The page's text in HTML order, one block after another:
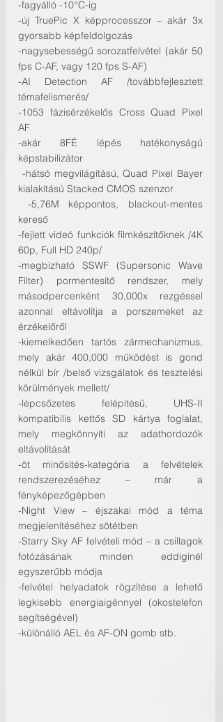
-fagyálló -10°C-ig
-új TruePic X képprocesszor – akár 3x
gyorsabb képfeldolgozás
-nagysebességű sorozatfelvétel (akár 50
fps C-AF, vagy 120 fps S-AF)
-AI Detection AF /továbbfejlesztett
témafelismerés/
-1053 fázisérzékelős Cross Quad Pixel
AF
-akár 8FÉ lépés hatékonyságú
képstabilizátor
kialakítású Stacked CMOS szenzor
kereső
-fejlett videó funkciók filmkészítőknek /4K
60p, Full HD 240p/
-megbízható SSWF (Supersonic Wave
Filter) pormentesítő rendszer, mely
másodpercenként 30,000x rezgéssel
azonnal eltávolítja a porszemeket az
érzékelőről
-kiemelkedően tartós zármechanizmus,
mely akár 400,000 működést is gond
nélkül bír /belső vizsgálatok és tesztelési
körülmények mellett/
-lépcsőzetes felépítésű, UHS-II
kompatibilis kettős SD kártya foglalat,
mely megkönnyíti az adathordozók
eltávolítását
-öt minősítés-kategória a felvételek
rendszerezéséhez – már a
fényképezőgépben
-Night View – éjszakai mód a téma
megjelenítéséhez sötétben
-Starry Sky AF felvételi mód – a csillagok
fotózásának minden eddiginél
egyszerűbb módja
-felvétel helyadatok rögzítése a lehető
legkisebb energiaigénnyel (okostelefon
segítségével)
-különálló AEL és AF-ON gomb stb.